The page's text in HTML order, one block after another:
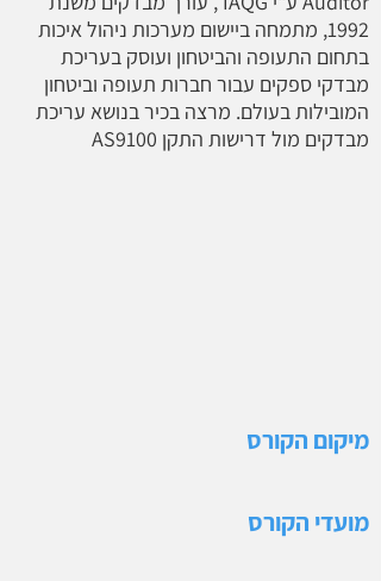
1992, מתמחה ביישום מערכות ניהול איכות
בתחום התעופה והביטחון ועוסק בעריכת
מבדקי ספקים עבור חברות תעופה וביטחון
המובילות בעולם. מרצה בכיר בנושא עריכת
מבדקים מול דרישות התקן AS9100
מיקום הקורס
מועדי הקורס